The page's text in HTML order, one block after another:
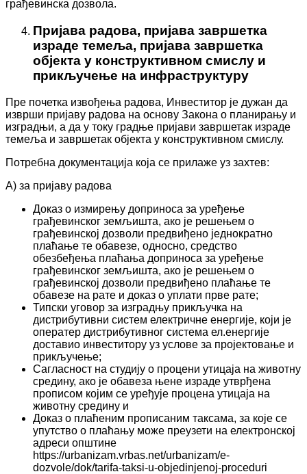
грађевинска дозвола.
Пријава радова, пријава завршетка
израде темеља, пријава завршетка
објекта у конструктивном смислу и
прикључење на инфраструктуру
Пре почетка извођења радова, Инвеститор је дужан да
изврши пријаву радова на основу Закона о планирању и
изградњи, а да у току градње пријави завршетак израде
темеља и завршетак објекта у конструктивном смислу.
Потребна документација која се прилаже уз захтев:
А) за пријаву радова
Доказ о измирењу доприноса за уређење
грађевинског земљишта, ако је решењем о
грађевинској дозволи предвиђено једнократно
плаћање те обавезе, односно, средство
обезбеђења плаћања доприноса за уређење
грађевинског земљишта, ако је решењем о
грађевинској дозволи предвиђено плаћање те
обавезе на рате и доказ о уплати прве рате;
Типски уговор за изградњу прикључка на
дистрибутивни систем електричне енергије, који је
оператер дистрибутивног система ел.енергије
доставио инвеститору уз услове за пројектовање и
прикључење;
Сагласност на студију о процени утицаја на животну
средину, ако је обавеза њене израде утврђена
прописом којим се уређује процена утицаја на
животну средину и
Доказ о плаћеним прописаним таксама, за које се
упутство о плаћању може преузети на електронској
адреси општине
https://urbanizam.vrbas.net/urbanizam/e-
dozvole/dok/tarifa-taksi-u-objedinjenoj-proceduri